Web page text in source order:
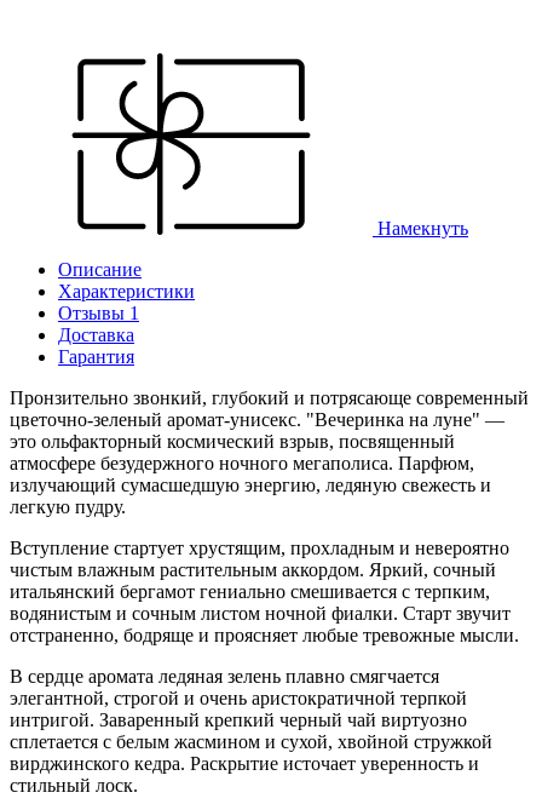
Намекнуть
Описание
Характеристики
Отзывы 1
Доставка
Гарантия
Пронзительно звонкий, глубокий и потрясающе современный
цветочно-зеленый аромат-унисекс. "Вечеринка на луне" —
это ольфакторный космический взрыв, посвященный
атмосфере безудержного ночного мегаполиса. Парфюм,
излучающий сумасшедшую энергию, ледяную свежесть и
легкую пудру.
Вступление стартует хрустящим, прохладным и невероятно
чистым влажным растительным аккордом. Яркий, сочный
итальянский бергамот гениально смешивается с терпким,
водянистым и сочным листом ночной фиалки. Старт звучит
отстраненно, бодряще и проясняет любые тревожные мысли.
В сердце аромата ледяная зелень плавно смягчается
элегантной, строгой и очень аристократичной терпкой
интригой. Заваренный крепкий черный чай виртуозно
сплетается с белым жасмином и сухой, хвойной стружкой
вирджинского кедра. Раскрытие источает уверенность и
стильный лоск.